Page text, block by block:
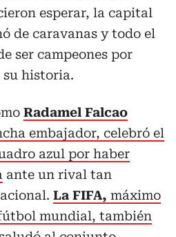
esperar, la capital
de caravanas y todo el
ser campeones por
su historia.
Radamel Falcao
embajador, celebró el
azul por haber
ante un rival tan
La FIFA, máximo
mundial, también